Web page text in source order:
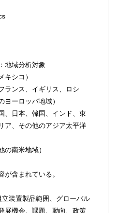
地域分析対象
キシコ）
ランス、イギリス、ロシ
ヨーロッパ地域）
、日本、韓国、インド、東
ア、その他のアジア太平洋
の南米地域）
が含まれている。
装置製品範囲、グローバル
展機会、課題、動向、政策